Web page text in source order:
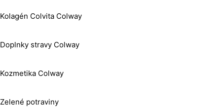
Kolagén Colvita Colway
Doplnky stravy Colway
Kozmetika Colway
Zelené potraviny